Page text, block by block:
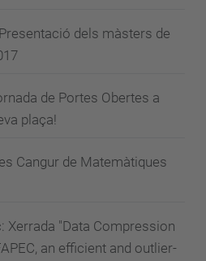
dels màsters de
de Portes Obertes a
plaça!
Cangur de Matemàtiques
Xerrada "Data Compression
an efficient and outlier-